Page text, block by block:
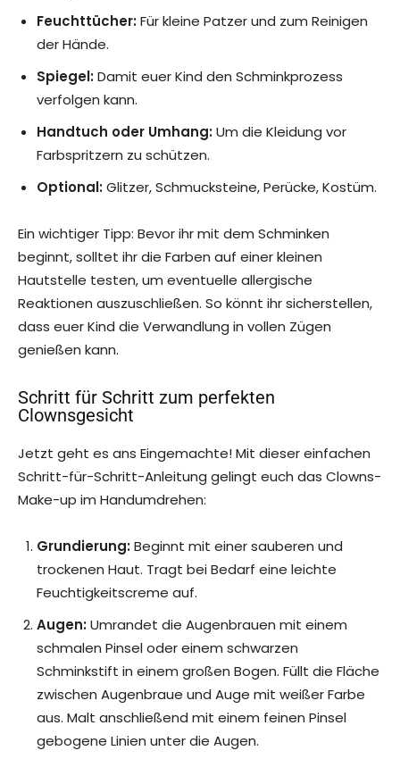
Feuchttücher:Für kleine Patzer und zum Reinigen
der Hände.
Spiegel:Damit euer Kind den Schminkprozess
verfolgen kann.
Handtuch oder Umhang:Um die Kleidung vor
Farbspritzern zu schützen.
Optional:Glitzer, Schmucksteine, Perücke, Kostüm.
Ein wichtiger Tipp: Bevor ihr mit dem Schminken
beginnt, solltet ihr die Farben auf einer kleinen
Hautstelle testen, um eventuelle allergische
Reaktionen auszuschließen. So könnt ihr sicherstellen,
dass euer Kind die Verwandlung in vollen Zügen
genießen kann.
Schritt für Schritt zum perfekten
Clownsgesicht
Jetzt geht es ans Eingemachte! Mit dieser einfachen
Schritt-für-Schritt-Anleitung gelingt euch das Clowns-
Make-up im Handumdrehen:
Grundierung:Beginnt mit einer sauberen und
trockenen Haut. Tragt bei Bedarf eine leichte
Feuchtigkeitscreme auf.
Augen:Umrandet die Augenbrauen mit einem
schmalen Pinsel oder einem schwarzen
Schminkstift in einem großen Bogen. Füllt die Fläche
zwischen Augenbraue und Auge mit weißer Farbe
aus. Malt anschließend mit einem feinen Pinsel
gebogene Linien unter die Augen.